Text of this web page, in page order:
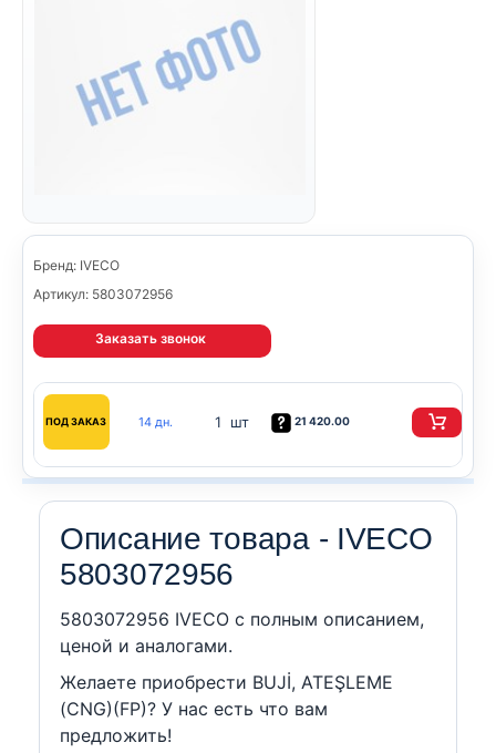
Бренд: IVECO
Артикул: 5803072956
Заказать звонок
ПОД ЗАКАЗ 14 дн. 1 шт 21 420.00
Описание товара - IVECO
5803072956
5803072956 IVECO c полным описанием,
ценой и аналогами.
Желаете приобрести BUJİ, ATEŞLEME
(CNG)(FP)? У нас есть что вам
предложить!